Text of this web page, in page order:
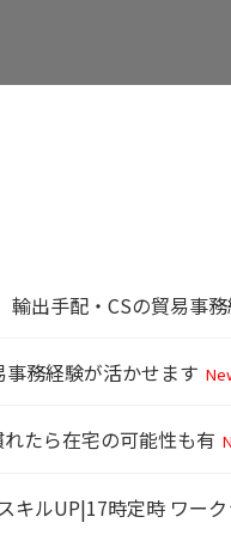
出手配・CSの貿易事
事務経験が活かせます
たら在宅の可能性も有
キルUP|17時定時 ワー